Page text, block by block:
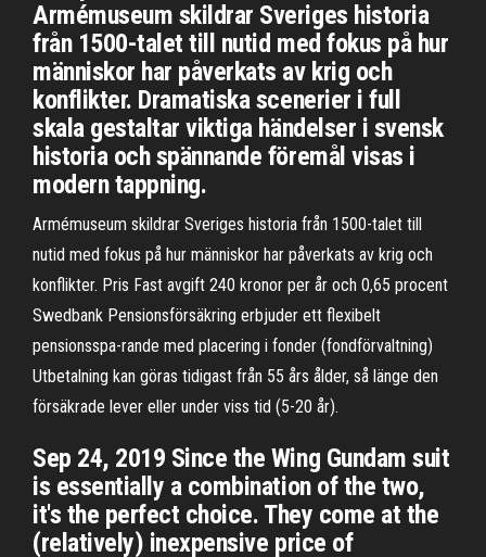
Armémuseum skildrar Sveriges historia
från 1500-talet till nutid med fokus på hur
människor har påverkats av krig och
konflikter. Dramatiska scenerier i full
skala gestaltar viktiga händelser i svensk
historia och spännande föremål visas i
modern tappning.
Armémuseum skildrar Sveriges historia från 1500-talet till
nutid med fokus på hur människor har påverkats av krig och
konflikter. Pris Fast avgift 240 kronor per år och 0,65 procent
Swedbank Pensionsförsäkring erbjuder ett flexibelt
pensionsspa-rande med placering i fonder (fondförvaltning)
Utbetalning kan göras tidigast från 55 års ålder, så länge den
försäkrade lever eller under viss tid (5-20 år).
Sep 24, 2019 Since the Wing Gundam suit
is essentially a combination of the two,
it's the perfect choice. They come at the
(relatively) inexpensive price of